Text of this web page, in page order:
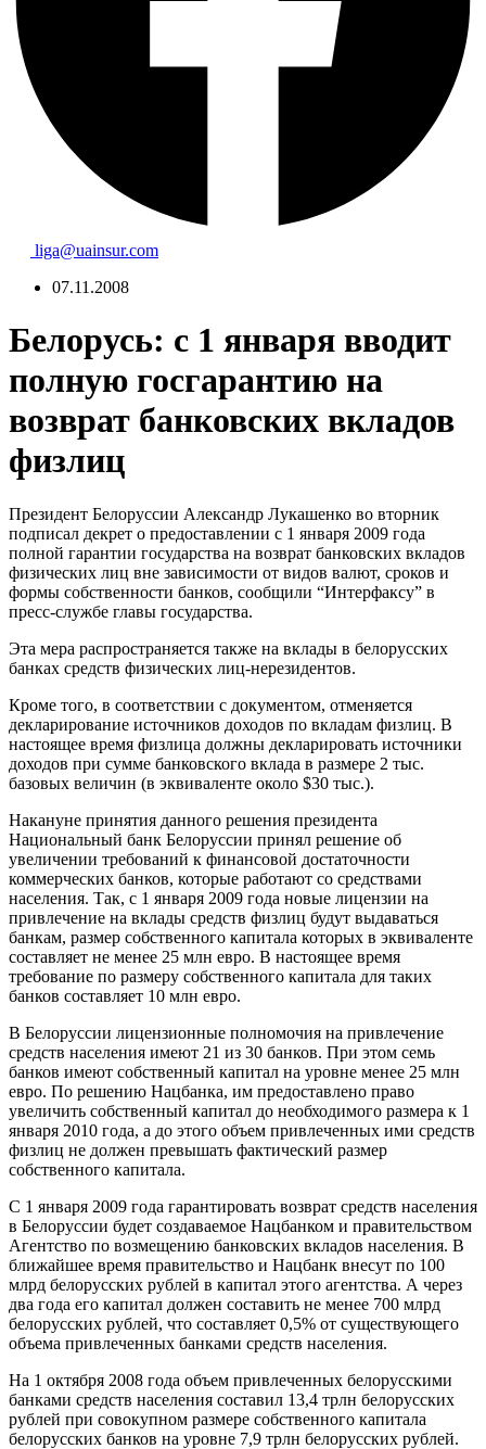
liga@uainsur.com
07.11.2008
Белорусь: с 1 января вводит
полную госгарантию на
возврат банковских вкладов
физлиц
Президент Белоруссии Александр Лукашенко во вторник
подписал декрет о предоставлении с 1 января 2009 года
полной гарантии государства на возврат банковских вкладов
физических лиц вне зависимости от видов валют, сроков и
формы собственности банков, сообщили “Интерфаксу” в
пресс-службе главы государства.
Эта мера распространяется также на вклады в белорусских
банках средств физических лиц-нерезидентов.
Кроме того, в соответствии с документом, отменяется
декларирование источников доходов по вкладам физлиц. В
настоящее время физлица должны декларировать источники
доходов при сумме банковского вклада в размере 2 тыс.
базовых величин (в эквиваленте около $30 тыс.).
Накануне принятия данного решения президента
Национальный банк Белоруссии принял решение об
увеличении требований к финансовой достаточности
коммерческих банков, которые работают со средствами
населения. Так, с 1 января 2009 года новые лицензии на
привлечение на вклады средств физлиц будут выдаваться
банкам, размер собственного капитала которых в эквиваленте
составляет не менее 25 млн евро. В настоящее время
требование по размеру собственного капитала для таких
банков составляет 10 млн евро.
В Белоруссии лицензионные полномочия на привлечение
средств населения имеют 21 из 30 банков. При этом семь
банков имеют собственный капитал на уровне менее 25 млн
евро. По решению Нацбанка, им предоставлено право
увеличить собственный капитал до необходимого размера к 1
января 2010 года, а до этого объем привлеченных ими средств
физлиц не должен превышать фактический размер
собственного капитала.
С 1 января 2009 года гарантировать возврат средств населения
в Белоруссии будет создаваемое Нацбанком и правительством
Агентство по возмещению банковских вкладов населения. В
ближайшее время правительство и Нацбанк внесут по 100
млрд белорусских рублей в капитал этого агентства. А через
два года его капитал должен составить не менее 700 млрд
белорусских рублей, что составляет 0,5% от существующего
объема привлеченных банками средств населения.
На 1 октября 2008 года объем привлеченных белорусскими
банками средств населения составил 13,4 трлн белорусских
рублей при совокупном размере собственного капитала
белорусских банков на уровне 7,9 трлн белорусских рублей.